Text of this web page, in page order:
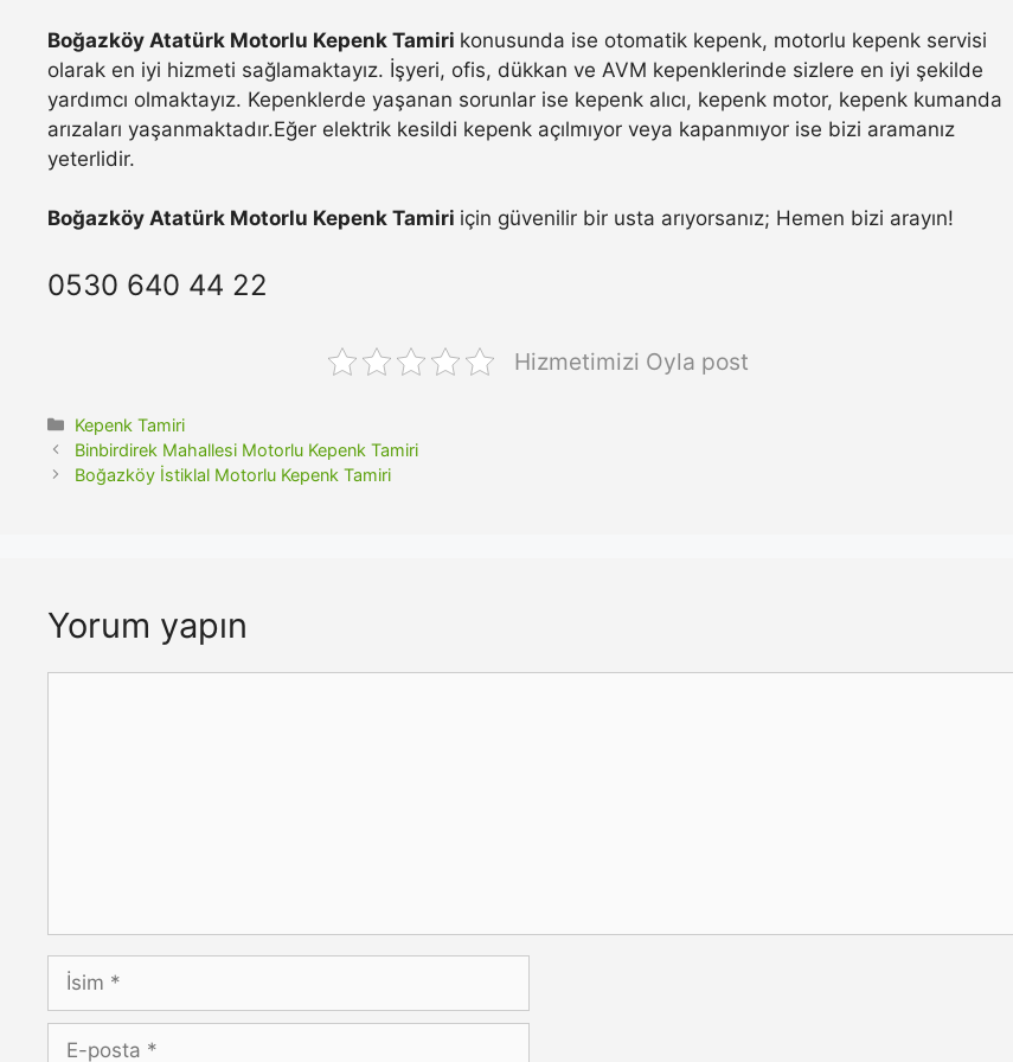
Boğazköy Atatürk Motorlu Kepenk Tamiri konusunda ise otomatik kepenk, motorlu kepenk servisi
olarak en iyi hizmeti sağlamaktayız. İşyeri, ofis, dükkan ve AVM kepenklerinde sizlere en iyi şekilde
yardımcı olmaktayız. Kepenklerde yaşanan sorunlar ise kepenk alıcı, kepenk motor, kepenk kumanda
arızaları yaşanmaktadır.Eğer elektrik kesildi kepenk açılmıyor veya kapanmıyor ise bizi aramanız
yeterlidir.
Boğazköy Atatürk Motorlu Kepenk Tamiri için güvenilir bir usta arıyorsanız; Hemen bizi arayın!
0530 640 44 22
Hizmetimizi Oyla post
Kategoriler
Kepenk Tamiri
Binbirdirek Mahallesi Motorlu Kepenk Tamiri
Boğazköy İstiklal Motorlu Kepenk Tamiri
Yorum yapın
İsim